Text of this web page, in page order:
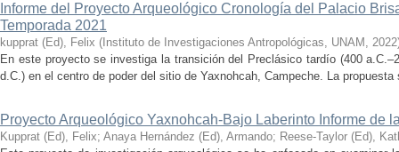
Informe del Proyecto Arqueológico Cronología del Palacio
Temporada 2021
kupprat (Ed), Felix ( Instituto de Investigaciones Antropológicas, UNAM , 2022
En este proyecto se investiga la transición del Preclásico tardío (400
d.C.) en el centro de poder del sitio de Yaxnohcah, Campeche. La
Proyecto Arqueológico Yaxnohcah-Bajo Laberinto Informe de
Kupprat (Ed), Felix; Anaya Hernández (Ed), Armando; Reese-Taylor (Ed),